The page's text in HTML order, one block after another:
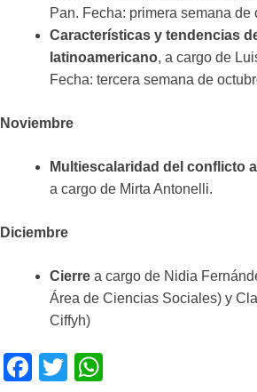
Pan. Fecha: primera semana de
Características y tendencias
latinoamericano, a cargo de
Fecha: tercera semana de
Noviembre
Multiescalaridad del conflicto
a cargo de Mirta Antonelli.
Diciembre
Cierre a cargo de Nidia
Área de Ciencias Sociales) y
Ciffyh)
F
T